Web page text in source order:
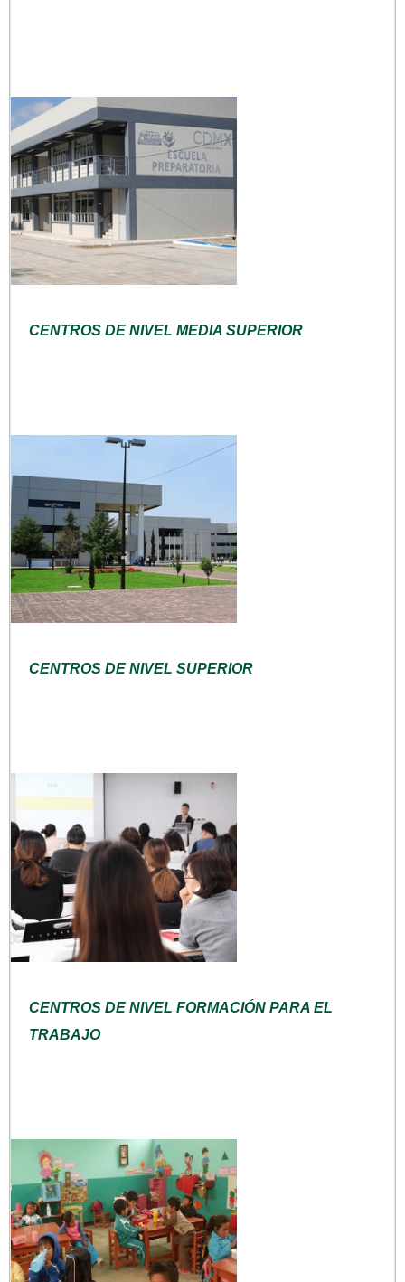
CENTROS DE NIVEL MEDIA SUPERIOR
CENTROS DE NIVEL SUPERIOR
CENTROS DE NIVEL FORMACIÓN PARA EL
TRABAJO